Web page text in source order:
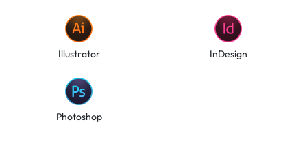
Illustrator InDesign
Photoshop